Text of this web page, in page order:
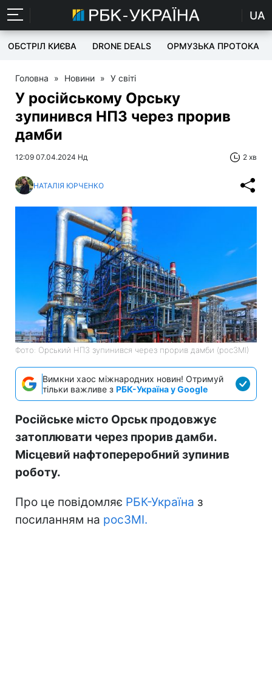
UA
ОБСТРІЛ КИЄВА DRONE DEALS ОРМУЗЬКА ПРОТОКА
Головна » Новини » У світі
У російському Орську
зупинився НПЗ через прорив
дамби
12:09 07.04.2024 Нд 2 хв
НАТАЛІЯ ЮРЧЕНКО
Фото: Орський НПЗ зупинився через прорив дамби (росЗМІ)
Вимкни хаос міжнародних новин! Отримуй
тільки важливе з РБК-Україна у Google
Російське місто Орськ продовжує
затоплювати через прорив дамби.
Місцевий нафтопереробний зупинив
роботу.
Про це повідомляє РБК-Україна з
посиланням на росЗМІ.